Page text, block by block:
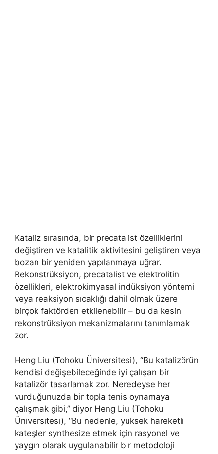
Kataliz sırasında, bir precatalist özelliklerini
değiştiren ve katalitik aktivitesini geliştiren veya
bozan bir yeniden yapılanmaya uğrar.
Rekonstrüksiyon, precatalist ve elektrolitin
özellikleri, elektrokimyasal indüksiyon yöntemi
veya reaksiyon sıcaklığı dahil olmak üzere
birçok faktörden etkilenebilir – bu da kesin
rekonstrüksiyon mekanizmalarını tanımlamak
zor.
Heng Liu (Tohoku Üniversitesi), “Bu katalizörün
kendisi değişebileceğinde iyi çalışan bir
katalizör tasarlamak zor. Neredeyse her
vurduğunuzda bir topla tenis oynamaya
çalışmak gibi,” diyor Heng Liu (Tohoku
Üniversitesi), “Bu nedenle, yüksek hareketli
kateşler synthesize etmek için rasyonel ve
yaygın olarak uygulanabilir bir metodoloji